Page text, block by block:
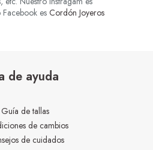
Facebook es Cordón Joyeros
de ayuda
Guía de tallas
de cambios
de cuidados